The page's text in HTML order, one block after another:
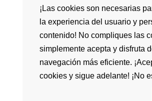
¡Las cookies son necesarias
la experiencia del usuario y
contenido! No compliques las
simplemente acepta y disfruta
navegación más eficiente.
cookies y sigue adelante! ¡No